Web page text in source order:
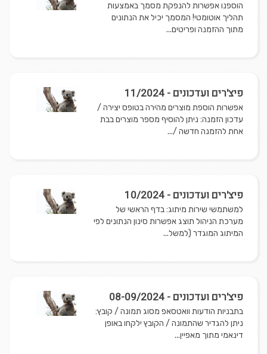
הוספנו אפשרות להנפקת מסמך באמצעות
תהליך אוטומטי! המסמך יכיל את הנתונים
מתוך ההזמנה ופריטים...
פיצ'רים ועדכונים - 11/2024
אפשרות הוספת מוצרים מהירה בטופס יצירה /
עדכון הזמנה: ניתן להוסיף מספר מוצרים בבת
אחת להזמנה חדשה /...
פיצ'רים ועדכונים - 10/2024
למשתמשי שירות מיתוג: בדף הראשי של
מערכת הניהול תוצג אפשרות סינון הנתונים לפי
המיתוג המוגדר (למשל...
פיצ'רים ועדכונים - 08-09/2024
בתבניות הודעות וואטסאפ מסוג תמונה / קובץ:
ניתן להגדיר שהתמונה / הקובץ ילקחו באופן
דינאמי מתוך מאפיין...